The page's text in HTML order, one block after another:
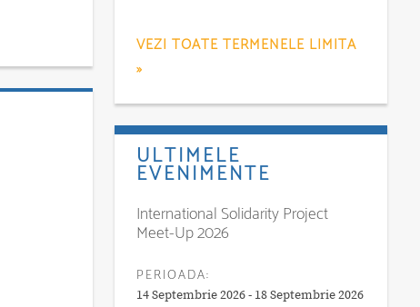
VEZI TOATE TERMENELE LIMITA
»
ULTIMELE
EVENIMENTE
International Solidarity Project
Meet-Up 2026
PERIOADA:
14 Septembrie 2026 - 18 Septembrie 2026